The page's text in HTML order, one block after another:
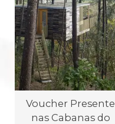
Voucher Presente
nas Cabanas do